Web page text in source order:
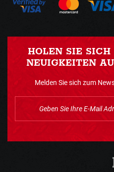
HOLEN SIE SICH
NEUIGKEITEN
Melden Sie sich zum